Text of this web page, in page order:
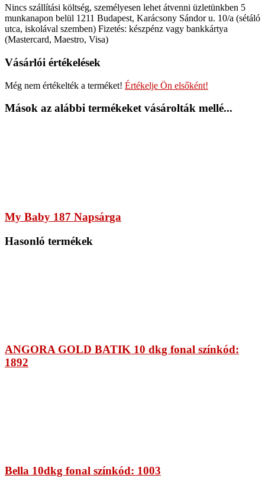
Nincs szállítási költség, személyesen lehet átvenni üzletünkben 5
munkanapon belül 1211 Budapest, Karácsony Sándor u. 10/a (sétáló
utca, iskolával szemben) Fizetés: készpénz vagy bankkártya
(Mastercard, Maestro, Visa)
Vásárlói értékelések
Még nem értékelték a terméket! Értékelje Ön elsőként!
Mások az alábbi termékeket vásárolták mellé...
My Baby 187 Napsárga
Hasonló termékek
ANGORA GOLD BATIK 10 dkg fonal színkód:
1892
Bella 10dkg fonal színkód: 1003